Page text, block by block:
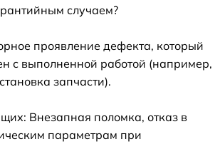
случаем?
проявление дефекта, который
с выполненной работой (например,
запчасти).
Внезапная поломка, отказ в
параметрам при